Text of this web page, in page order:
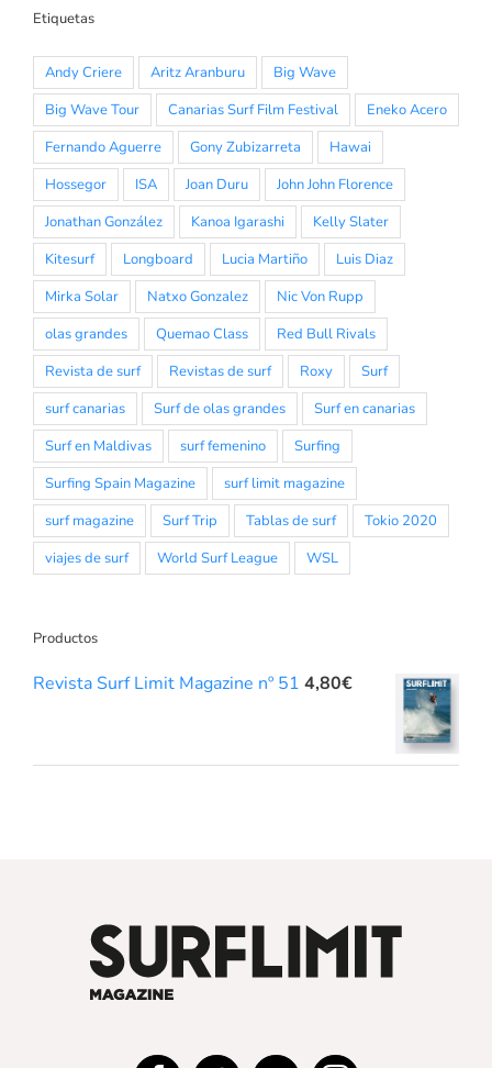
Etiquetas
Andy Criere Aritz Aranburu
Big Wave
Big Wave Tour
Canarias Surf Film Festival
Eneko Acero
Fernando Aguerre
Gony Zubizarreta
Hawai
Hossegor
ISA Joan Duru
John John Florence
Jonathan González
Kanoa Igarashi
Kelly Slater
Kitesurf
Longboard Lucia Martiño
Luis Diaz
Mirka Solar
Natxo Gonzalez
Nic Von Rupp
olas grandes
Quemao Class
Red Bull Rivals
Revista de surf
Revistas de surf Roxy
Surf
surf canarias
Surf de olas grandes
Surf en canarias
Surf en Maldivas
surf femenino
Surfing
Surfing Spain Magazine
surf limit magazine
surf magazine
Surf Trip Tablas de surf
Tokio 2020
viajes de surf
World Surf League WSL
Productos
Revista Surf Limit Magazine nº 51 4,80€